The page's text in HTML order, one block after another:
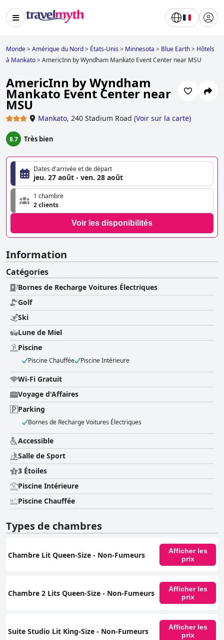
Monde>Amérique du Nord> États-Unis> Minnesota > Blue Earth> Hôtels
à Mankato>AmericInn by Wyndham Mankato Event Center near MSU
AmericInn by Wyndham
Mankato Event Center near
MSU
Mankato, 240 Stadium Road (Voir sur la carte)
8.7 Très bien
Dates d'arrivée et de départ
jeu. 27 août - ven. 28 août
1 chambre
2 clients
Voir les disponibilités
Information
Catégories
Bornes de Recharge Voitures Électriques
Golf
Ski
Lune de Miel
Piscine
Piscine Chauffée Piscine Intérieure
Wi-Fi Gratuit
Voyage d'Affaires
Parking
Bornes de Recharge Voitures Électriques
Accessible
Salle de Sport
3 Étoiles
Piscine Intérieure
Piscine Chauffée
Types de chambres
Chambre Lit Queen-Size - Non-Fumeurs
Afficher les
prix
Chambre 2 Lits Queen-Size - Non-Fumeurs
Afficher les
prix
Suite Studio Lit King-Size - Non-Fumeurs
Afficher les
prix